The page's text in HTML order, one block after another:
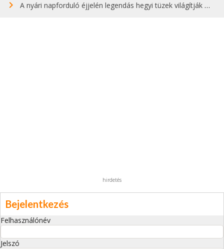
A nyári napforduló éjjelén legendás hegyi tüzek világítják meg Zugspitzét
hirdetés
Bejelentkezés
Felhasználónév
Jelszó